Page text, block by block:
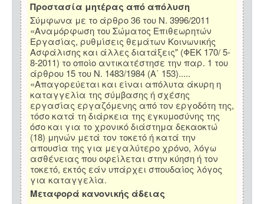
Προστασία μητέρας από απόλυση
Σύμφωνα με το άρθρο 36 του Ν. 3996/2011
«Αναμόρφωση του Σώματος Επιθεωρητών
Εργασίας, ρυθμίσεις θεμάτων Κοινωνικής
Ασφάλισης και άλλες διατάξεις" (ΦΕΚ 170/ 5-
8-2011) το οποίο αντικατέστησε την παρ. 1 του
άρθρου 15 του Ν. 1483/1984 (Α΄ 153).....
«Απαγορεύεται και είναι απόλυτα άκυρη η
καταγγελία της σύμβασης ή σχέσης
εργασίας εργαζόμενης από τον εργοδότη της,
τόσο κατά τη διάρκεια της εγκυμοσύνης της
όσο και για το χρονικό διάστημα δεκαοκτώ
(18) μηνών μετά τον τοκετό ή κατά την
απουσία της για μεγαλύτερο χρόνο, λόγω
ασθένειας που οφείλεται στην κύηση ή τον
τοκετό, εκτός εάν υπάρχει σπουδαίος λόγος
για καταγγελία.
Μεταφορά κανονικής άδειας